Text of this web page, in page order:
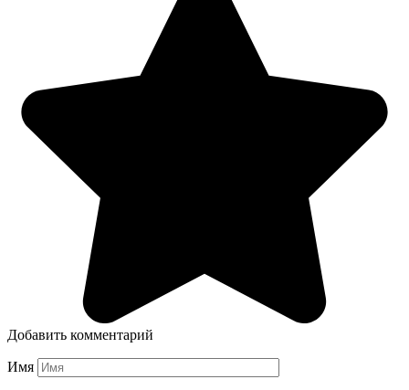
Добавить комментарий
Имя